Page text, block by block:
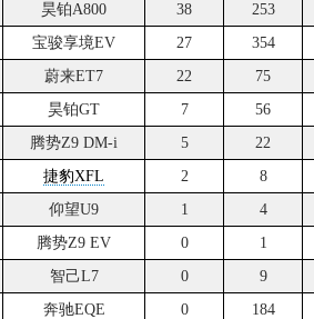
昊铂A800 38
253
宝骏享境EV 27
354
蔚来ET7 22
75
昊铂GT 7
56
腾势Z9 DM-i 5
22
捷豹XFL 2
8
仰望U9 1
4
腾势Z9 EV 0
1
智己L7 0
9
奔驰EQE 0
184